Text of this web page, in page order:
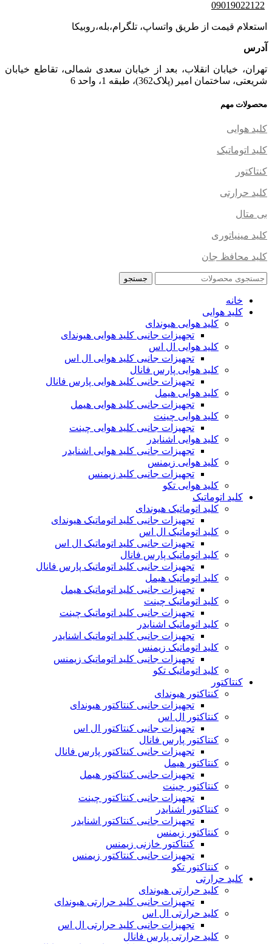
09019022122
استعلام قیمت از طریق واتساپ، تلگرام،بله،روبیکا
آدرس
تهران، خیابان انقلاب، بعد از خیابان سعدی شمالی، تقاطع خیابان
شریعتی، ساختمان امیر (پلاک362)، طبقه 1، واحد 6
محصولات مهم
کلید هوایی
کلید اتوماتیک
کنتاکتور
کلید حرارتی
بی متال
کلید مینیاتوری
کلید محافظ جان
جستجو
خانه
کلید هوایی
کلید هوایی هیوندای
تجهیزات جانبی کلید هوایی هیوندای
کلید هوایی ال اس
تجهیزات جانبی کلید هوایی ال اس
کلید هوایی پارس فانال
تجهیزات جانبی کلید هوایی پارس فانال
کلید هوایی هیمل
تجهیزات جانبی کلید هوایی هیمل
کلید هوایی چینت
تجهیزات جانبی کلید هوایی چینت
کلید هوایی اشنایدر
تجهیزات جانبی کلید هوایی اشنایدر
کلید هوایی زیمنس
تجهیزات جانبی کلید زیمنس
کلید هوایی تکو
کلید اتوماتیک
کلید اتوماتیک هیوندای
تجهیزات جانبی کلید اتوماتیک هیوندای
کلید اتوماتیک ال اس
تجهیزات جانبی کلید اتوماتیک ال اس
کلید اتوماتیک پارس فانال
تجهیزات جانبی کلید اتوماتیک پارس فانال
کلید اتوماتیک هیمل
تجهیزات جانبی کلید اتوماتیک هیمل
کلید اتوماتیک چینت
تجهیزات جانبی کلید اتوماتیک چینت
کلید اتوماتیک اشنایدر
تجهیزات جانبی کلید اتوماتیک اشنایدر
کلید اتوماتیک زیمنس
تجهیزات جانبی کلید اتوماتیک زیمنس
کلید اتوماتیک تکو
کنتاکتور
کنتاکتور هیوندای
تجهیزات جانبی کنتاکتور هیوندای
کنتاکتور ال اس
تجهیزات جانبی کنتاکتور ال اس
کنتاکتور پارس فانال
تجهیزات جانبی کنتاکتور پارس فانال
کنتاکتور هیمل
تجهیزات جانبی کنتاکتور هیمل
کنتاکتور چینت
تجهیزات جانبی کنتاکتور چینت
کنتاکتور اشنایدر
تجهیزات جانبی کنتاکتور اشنایدر
کنتاکتور زیمنس
کنتاکتور خازنی زیمنس
تجهیزات جانبی کنتاکتور زیمنس
کنتاکتور تکو
کلید حرارتی
کلید حرارتی هیوندای
تجهیزات جانبی کلید حرارتی هیوندای
کلید حرارتی ال اس
تجهیزات جانبی کلید حرارتی ال اس
کلید حرارتی پارس فانال